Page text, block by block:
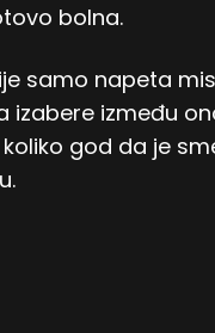
bolna.
samo napeta
između
god da je